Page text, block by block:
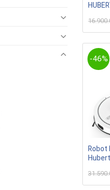
-46%
Robot